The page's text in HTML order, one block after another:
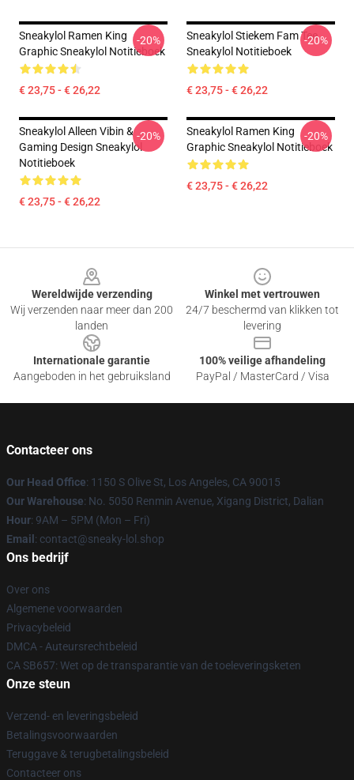
Sneakylol Ramen King
Graphic Sneakylol Notitieboek
€ 23,75 - € 26,22
-20%
Sneakylol Stiekem Fam Tee
Sneakylol Notitieboek
€ 23,75 - € 26,22
-20%
Sneakylol Alleen Vibin &
Gaming Design Sneakylol
Notitieboek
€ 23,75 - € 26,22
-20%
Sneakylol Ramen King
Graphic Sneakylol Notitieboek
€ 23,75 - € 26,22
-20%
Wereldwijde verzending
Wij verzenden naar meer dan 200
landen
Winkel met vertrouwen
24/7 beschermd van klikken tot
levering
Internationale garantie
Aangeboden in het gebruiksland
100% veilige afhandeling
PayPal / MasterCard / Visa
Contacteer ons
Our Head Office: 1150 S Olive St, Los Angeles, CA 90015
Our Warehouse: No. 5050 Renmin Avenue, Xigang District, Dalian
Hour: 9AM – 5PM (Mon – Fri)
Email : contact@sneaky-lol.shop
Ons bedrijf
Over ons
Algemene voorwaarden
Privacybeleid
DMCA - Auteursrechtbeleid
CA SB657: Wet op de transparantie van de toeleveringsketen
Onze steun
Verzend- en leveringsbeleid
Betalingsvoorwaarden
Teruggave & terugbetalingsbeleid
Contacteer ons